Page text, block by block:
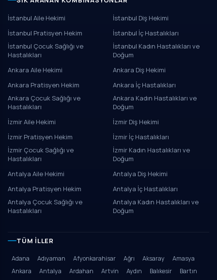
İstanbul Aile Hekimi
İstanbul Diş Hekimi
İstanbul Pratisyen Hekim
İstanbul İç Hastalıkları
İstanbul Çocuk Sağlığı ve
Hastalıkları
İstanbul Kadın Hastalıkları ve
Doğum
Ankara Aile Hekimi
Ankara Diş Hekimi
Ankara Pratisyen Hekim
Ankara İç Hastalıkları
Ankara Çocuk Sağlığı ve
Hastalıkları
Ankara Kadın Hastalıkları ve
Doğum
İzmir Aile Hekimi
İzmir Diş Hekimi
İzmir Pratisyen Hekim
İzmir İç Hastalıkları
İzmir Çocuk Sağlığı ve
Hastalıkları
İzmir Kadın Hastalıkları ve
Doğum
Antalya Aile Hekimi
Antalya Diş Hekimi
Antalya Pratisyen Hekim
Antalya İç Hastalıkları
Antalya Çocuk Sağlığı ve
Hastalıkları
Antalya Kadın Hastalıkları ve
Doğum
TÜM İLLER
Adana Adıyaman Afyonkarahisar Ağrı Aksaray
Amasya
Ankara
Antalya Ardahan Artvin Aydın Balıkesir
Bartın